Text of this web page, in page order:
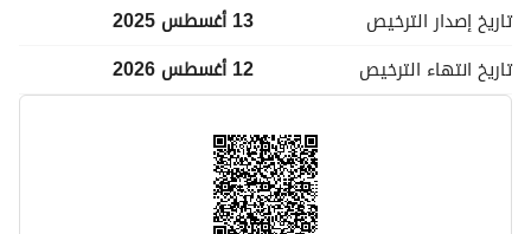
تاريخ إصدار الترخيص
13 أغسطس 2025
تاريخ انتهاء الترخيص 12 أغسطس 2026